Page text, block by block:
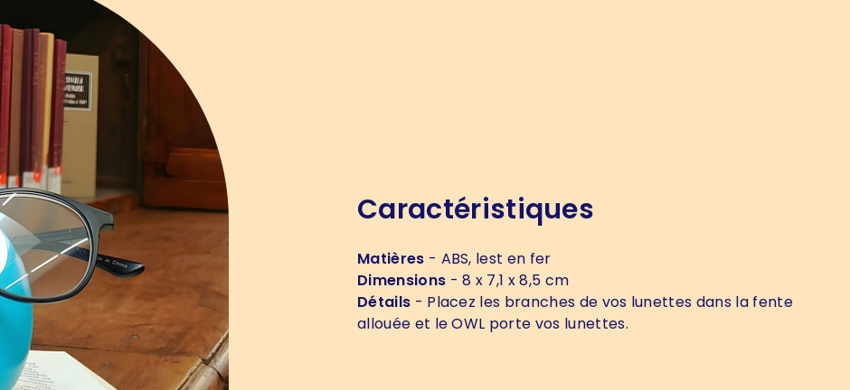
Caractéristiques
Matières - ABS, lest en fer
Dimensions - 8 x 7,1 x 8,5 cm
Détails - Placez les branches de vos lunettes dans la fente
allouée et le OWL porte vos lunettes.